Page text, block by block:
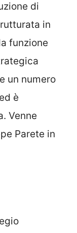
di
in
funzione
un numero
è
Venne
Parete in